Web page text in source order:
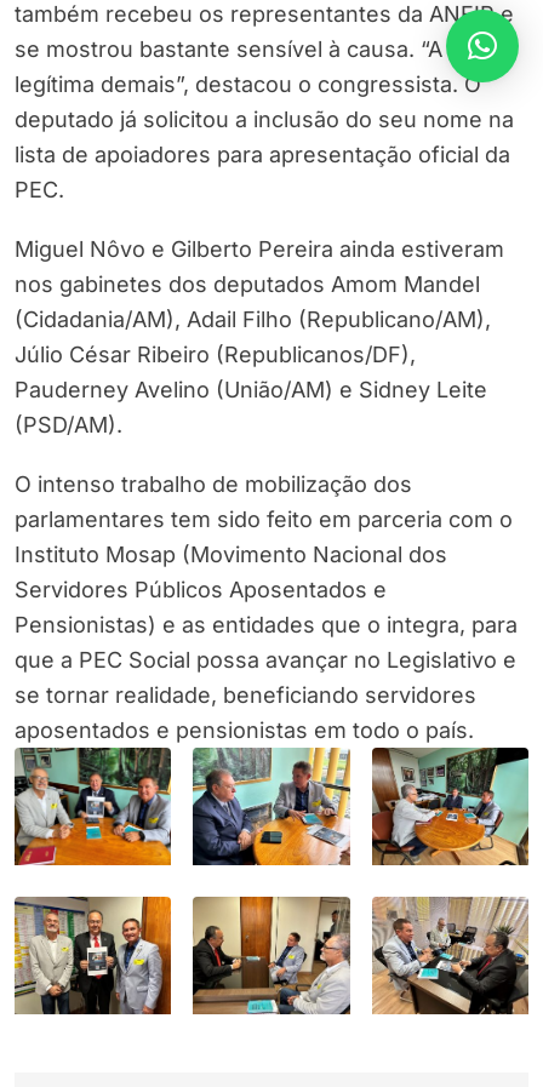
também recebeu os representantes da ANFIP e
se mostrou bastante sensível à causa. “A PEC é
legítima demais”, destacou o congressista. O
deputado já solicitou a inclusão do seu nome na
lista de apoiadores para apresentação oficial da
PEC.
Miguel Nôvo e Gilberto Pereira ainda estiveram
nos gabinetes dos deputados Amom Mandel
(Cidadania/AM), Adail Filho (Republicano/AM),
Júlio César Ribeiro (Republicanos/DF),
Pauderney Avelino (União/AM) e Sidney Leite
(PSD/AM).
O intenso trabalho de mobilização dos
parlamentares tem sido feito em parceria com o
Instituto Mosap (Movimento Nacional dos
Servidores Públicos Aposentados e
Pensionistas) e as entidades que o integra, para
que a PEC Social possa avançar no Legislativo e
se tornar realidade, beneficiando servidores
aposentados e pensionistas em todo o país.